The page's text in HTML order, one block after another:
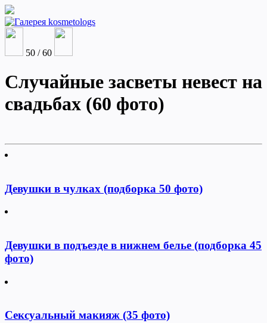
50 / 60
Случайные засветы невест на
свадьбах (60 фото)
Девушки в чулках (подборка 50 фото)
Девушки в подъезде в нижнем белье (подборка 45
фото)
Сексуальный макияж (35 фото)